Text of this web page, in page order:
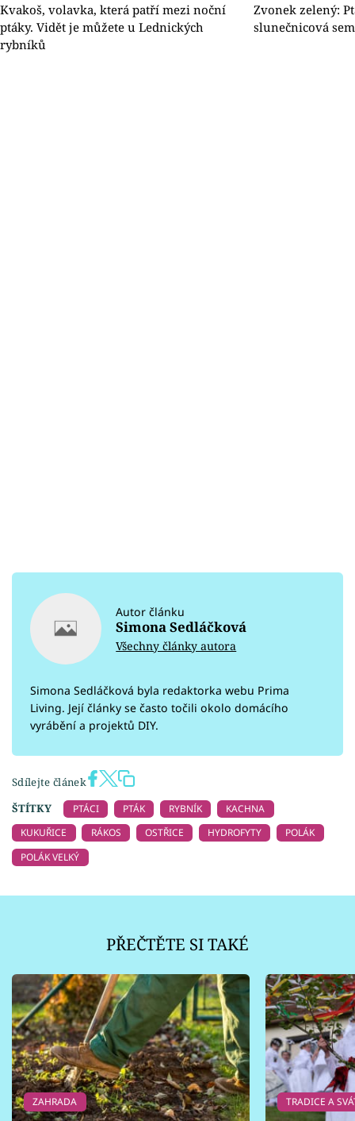
Kvakoš, volavka, která patří mezi noční
ptáky. Vidět je můžete u Lednických
rybníků
Zvonek zelený:
slunečnicová
Autor článku
Simona Sedláčková
Všechny články autora
Simona Sedláčková byla redaktorka webu Prima
Living. Její články se často točili okolo domácího
vyrábění a projektů DIY.
Sdílejte článek
ŠTÍTKY
PTÁCI PTÁK RYBNÍK
KACHNA
KUKUŘICE
RÁKOS OSTŘICE HYDROFYTY
POLÁK
POLÁK VELKÝ
PŘEČTĚTE SI TAKÉ
ZAHRADA TRADICE A